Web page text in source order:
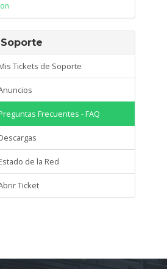
Soporte
Tickets de Soporte
Frecuentes - FAQ
de la Red
Ticket